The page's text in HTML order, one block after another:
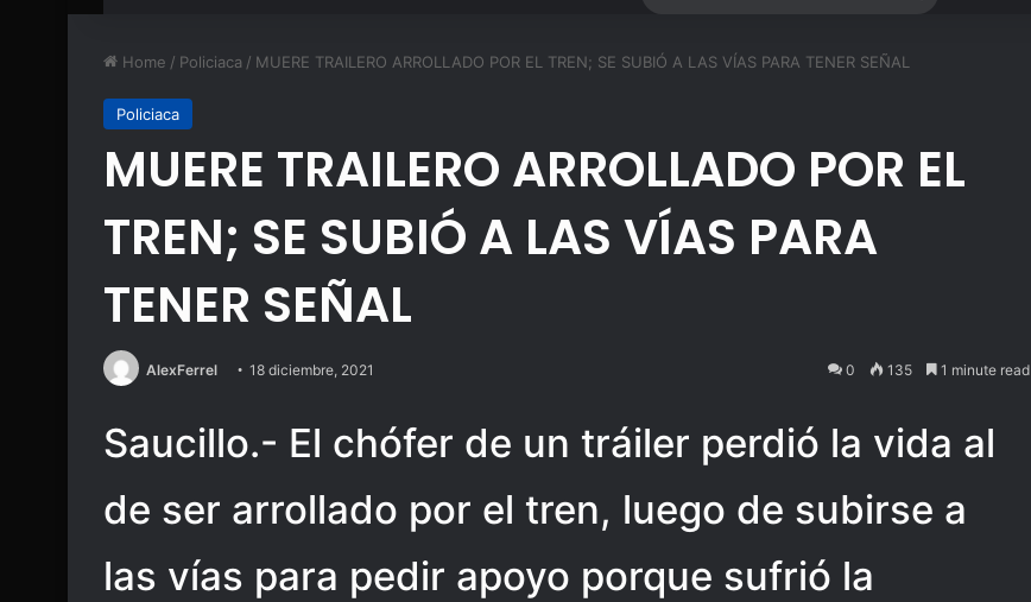
Home / Policiaca / MUERE TRAILERO ARROLLADO POR EL TREN; SE SUBIÓ A LAS VÍAS PARA TENER SEÑAL
Policiaca
MUERE TRAILERO ARROLLADO POR EL
TREN; SE SUBIÓ A LAS VÍAS PARA
TENER SEÑAL
AlexFerrel 18 diciembre, 2021 0 135 1 minute read
Saucillo.- El chófer de un tráiler perdió la vida al
de ser arrollado por el tren, luego de subirse a
las vías para pedir apoyo porque sufrió la